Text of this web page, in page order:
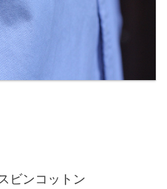
ビンコットン